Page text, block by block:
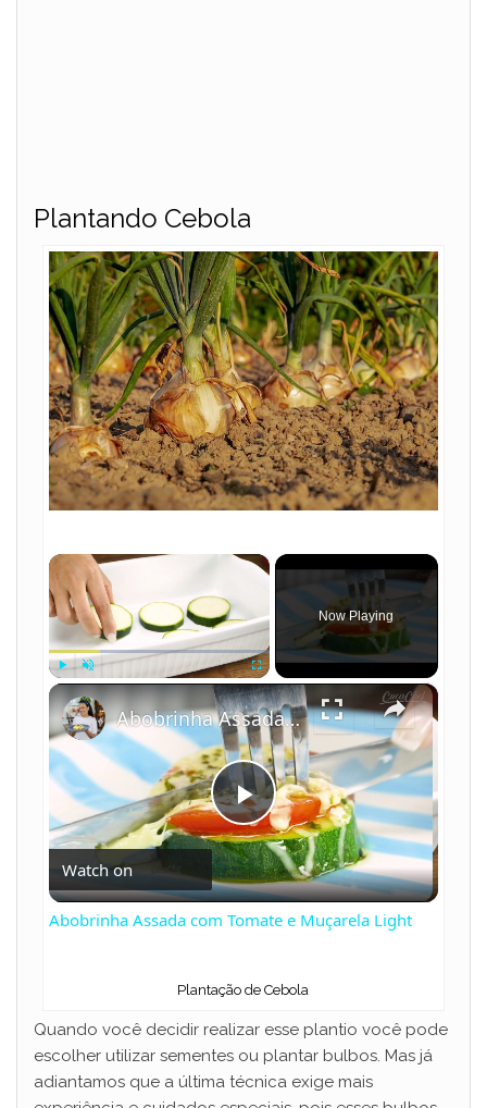
Plantando Cebola
×
Fullscreen
Now Playing
×
P
l
y
V
Abobrinha Assada com Tomate e Muçarela Light
Watch on
Abobrinha Assada com Tomate e Muçarela Light
Plantação de Cebola
Quando você decidir realizar esse plantio você pode
escolher utilizar sementes ou plantar bulbos. Mas já
adiantamos que a última técnica exige mais